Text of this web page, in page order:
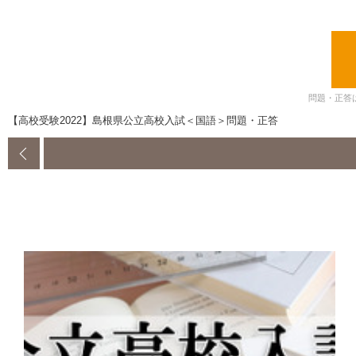
問題・正答
【高校受験2022】島根県公立高校入試＜国語＞問題・正答